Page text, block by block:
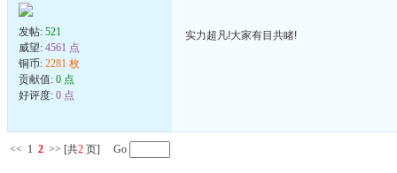
发帖: 521
威望: 4561 点
铜币: 2281 枚
贡献值: 0 点
好评度: 0 点
实力超凡!大家有目共睹!
<< 1 2 >> [共2 页] Go